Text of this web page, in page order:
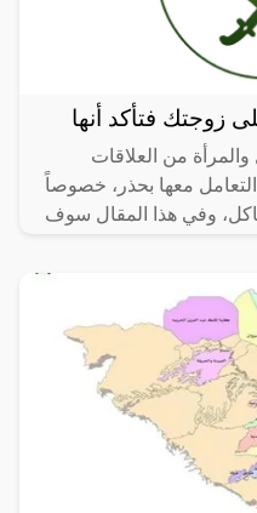
زوجتك فتأكد أنها
والمرأة من العلاقات
معها بحذر، خصوصاً
وفي هذا المقال سوف